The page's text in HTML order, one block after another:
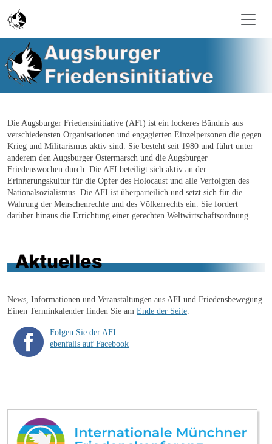
Skip to main content
Die Augsburger Friedensinitiative (AFI) ist ein lockeres Bündnis aus
verschiedensten Organisationen und engagierten Einzelpersonen die gegen
Krieg und Militarismus aktiv sind. Sie besteht seit 1980 und führt unter
anderem den Augsburger Ostermarsch und die Augsburger
Friedenswochen durch. Die AFI beteiligt sich aktiv an der
Erinnerungskultur für die Opfer des Holocaust und alle Verfolgten des
Nationalsozialismus. Die AFI ist überparteilich und setzt sich für die
Wahrung der Menschenrechte und des Völkerrechts ein. Sie fordert
darüber hinaus die Errichtung einer gerechten Weltwirtschaftsordnung.
News, Informationen und Veranstaltungen aus AFI und Friedensbewegung.
Einen Terminkalender finden Sie am Ende der Seite
Folgen Sie der AFI
ebenfalls auf Facebook